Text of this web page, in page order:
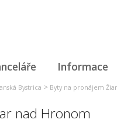
Informace
Bystrica > Byty na pronájem
nad Hronom